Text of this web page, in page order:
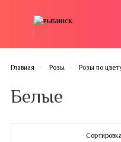
Главная Розы Розы по
Белые